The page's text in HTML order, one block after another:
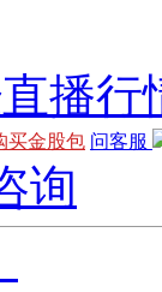
买金股包 问客服
询